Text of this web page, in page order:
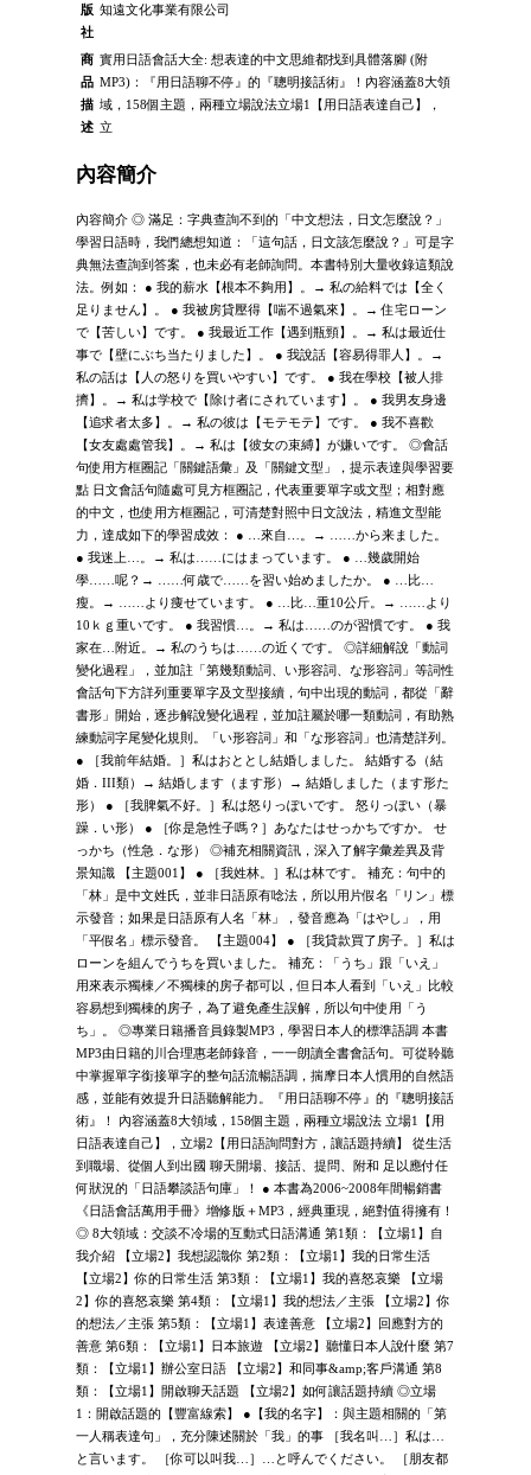
版
社
知遠文化事業有限公司
商
品
描
述
實用日語會話大全: 想表達的中文思維都找到具體落腳 (附
MP3)：『用日語聊不停』的『聰明接話術』！內容涵蓋8大領
域，158個主題，兩種立場說法立場1【用日語表達自己】，
立
內容簡介
內容簡介 ◎ 滿足：字典查詢不到的「中文想法，日文怎麼說？」
學習日語時，我們總想知道：「這句話，日文該怎麼說？」可是字
典無法查詢到答案，也未必有老師詢問。本書特別大量收錄這類說
法。例如： ● 我的薪水【根本不夠用】。→ 私の給料では【全く
足りません】。 ● 我被房貸壓得【喘不過氣來】。→ 住宅ローン
で【苦しい】です。 ● 我最近工作【遇到瓶頸】。→ 私は最近仕
事で【壁にぶち当たりました】。 ● 我說話【容易得罪人】。→
私の話は【人の怒りを買いやすい】です。 ● 我在學校【被人排
擠】。→ 私は学校で【除け者にされています】。 ● 我男友身邊
【追求者太多】。→ 私の彼は【モテモテ】です。 ● 我不喜歡
【女友處處管我】。→ 私は【彼女の束縛】が嫌いです。 ◎會話
句使用方框圈記「關鍵語彙」及「關鍵文型」，提示表達與學習要
點 日文會話句隨處可見方框圈記，代表重要單字或文型；相對應
的中文，也使用方框圈記，可清楚對照中日文說法，精進文型能
力，達成如下的學習成效： ● …來自…。→ ……から来ました。
● 我迷上…。→ 私は……にはまっています。 ● …幾歲開始
學……呢？→ ……何歳で……を習い始めましたか。 ● …比…
瘦。→ ……より痩せています。 ● …比…重10公斤。→ ……より
10ｋｇ重いです。 ● 我習慣…。→ 私は……のが習慣です。 ● 我
家在…附近。→ 私のうちは……の近くです。 ◎詳細解說「動詞
變化過程」，並加註「第幾類動詞、い形容詞、な形容詞」等詞性
會話句下方詳列重要單字及文型接續，句中出現的動詞，都從「辭
書形」開始，逐步解說變化過程，並加註屬於哪一類動詞，有助熟
練動詞字尾變化規則。「い形容詞」和「な形容詞」也清楚詳列。
● ［我前年結婚。］私はおととし結婚しました。 結婚する（結
婚．III類）→ 結婚します（ます形）→ 結婚しました（ます形た
形） ● ［我脾氣不好。］私は怒りっぽいです。 怒りっぽい（暴
躁．い形） ● ［你是急性子嗎？］あなたはせっかちですか。 せ
っかち（性急．な形） ◎補充相關資訊，深入了解字彙差異及背
景知識 【主題001】 ● ［我姓林。］私は林です。 補充：句中的
「林」是中文姓氏，並非日語原有唸法，所以用片假名「リン」標
示發音；如果是日語原有人名「林」，發音應為「はやし」，用
「平假名」標示發音。 【主題004】 ● ［我貸款買了房子。］私は
ローンを組んでうちを買いました。 補充：「うち」跟「いえ」
用來表示獨棟／不獨棟的房子都可以，但日本人看到「いえ」比較
容易想到獨棟的房子，為了避免產生誤解，所以句中使用「う
ち」。 ◎專業日籍播音員錄製MP3，學習日本人的標準語調 本書
MP3由日籍的川合理惠老師錄音，一一朗讀全書會話句。可從聆聽
中掌握單字銜接單字的整句話流暢語調，揣摩日本人慣用的自然語
感，並能有效提升日語聽解能力。『用日語聊不停』的『聰明接話
術』！ 內容涵蓋8大領域，158個主題，兩種立場說法 立場1【用
日語表達自己】，立場2【用日語詢問對方，讓話題持續】 從生活
到職場、從個人到出國 聊天開場、接話、提問、附和 足以應付任
何狀況的「日語攀談語句庫」！ ● 本書為2006~2008年間暢銷書
《日語會話萬用手冊》增修版＋MP3，經典重現，絕對值得擁有！
◎ 8大領域：交談不冷場的互動式日語溝通 第1類：【立場1】自
我介紹 【立場2】我想認識你 第2類：【立場1】我的日常生活
【立場2】你的日常生活 第3類：【立場1】我的喜怒哀樂 【立場
2】你的喜怒哀樂 第4類：【立場1】我的想法／主張 【立場2】你
的想法／主張 第5類：【立場1】表達善意 【立場2】回應對方的
善意 第6類：【立場1】日本旅遊 【立場2】聽懂日本人說什麼 第7
類：【立場1】辦公室日語 【立場2】和同事&amp;客戶溝通 第8
類：【立場1】開啟聊天話題 【立場2】如何讓話題持續 ◎立場
1：開啟話題的【豐富線索】 ●【我的名字】：與主題相關的「第
一人稱表達句」，充分陳述關於「我」的事 ［我名叫…］私は…
と言います。 ［你可以叫我…］…と呼んでください。 ［朋友都